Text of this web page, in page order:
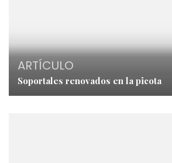
ARTÍCULO
Soportales renovados en la picota